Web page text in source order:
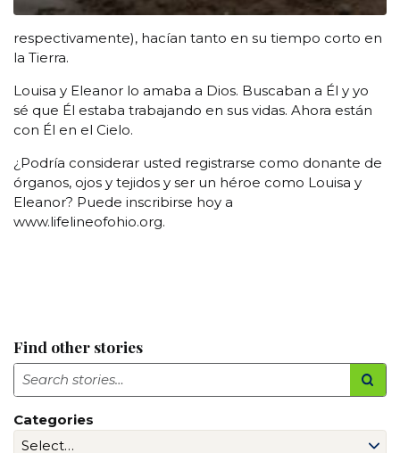
respectivamente), hacían tanto en su tiempo corto en
la Tierra.
Louisa y Eleanor lo amaba a Dios. Buscaban a Él y yo
sé que Él estaba trabajando en sus vidas. Ahora están
con Él en el Cielo.
¿Podría considerar usted registrarse como donante de
órganos, ojos y tejidos y ser un héroe como Louisa y
Eleanor? Puede inscribirse hoy a
www.lifelineofohio.org.
Find other stories
Search
Categories